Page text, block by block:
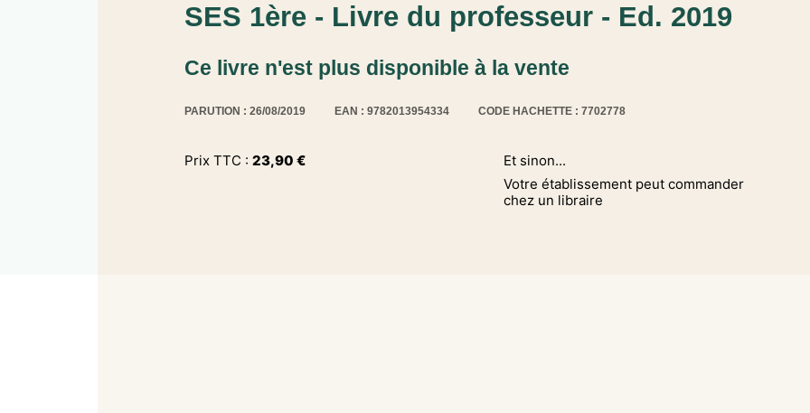
SES 1ère - Livre du professeur - Ed. 2019
Ce livre n'est plus disponible à la vente
PARUTION : 26/08/2019 EAN : 9782013954334 CODE HACHETTE : 7702778
Prix TTC : 23,90 €
Et sinon...
Votre établissement peut commander
chez un libraire